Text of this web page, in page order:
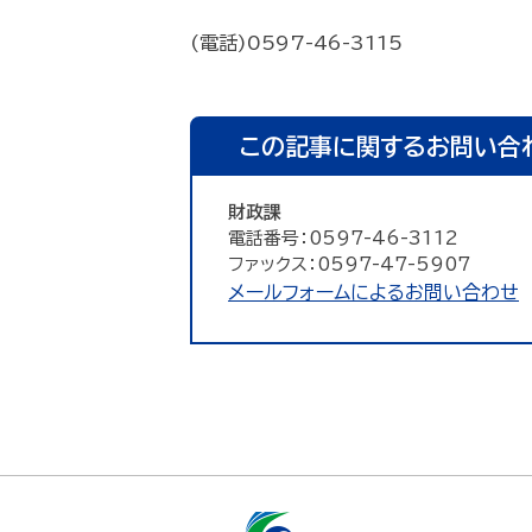
(電話)0597-46-3115
この記事に関するお問い合
財政課
電話番号：0597-46-3112
ファックス：0597-47-5907
メールフォームによるお問い合わせ